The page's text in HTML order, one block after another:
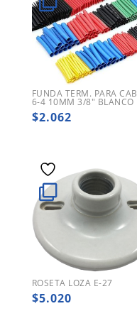
FUNDA TERM. PARA
6-4 10MM 3/8″ BLANCO
$2.062
ROSETA LOZA E-27
$5.020